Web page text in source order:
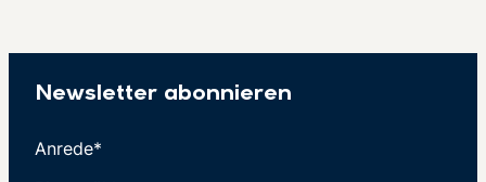
Newsletter abonnieren
Anrede*